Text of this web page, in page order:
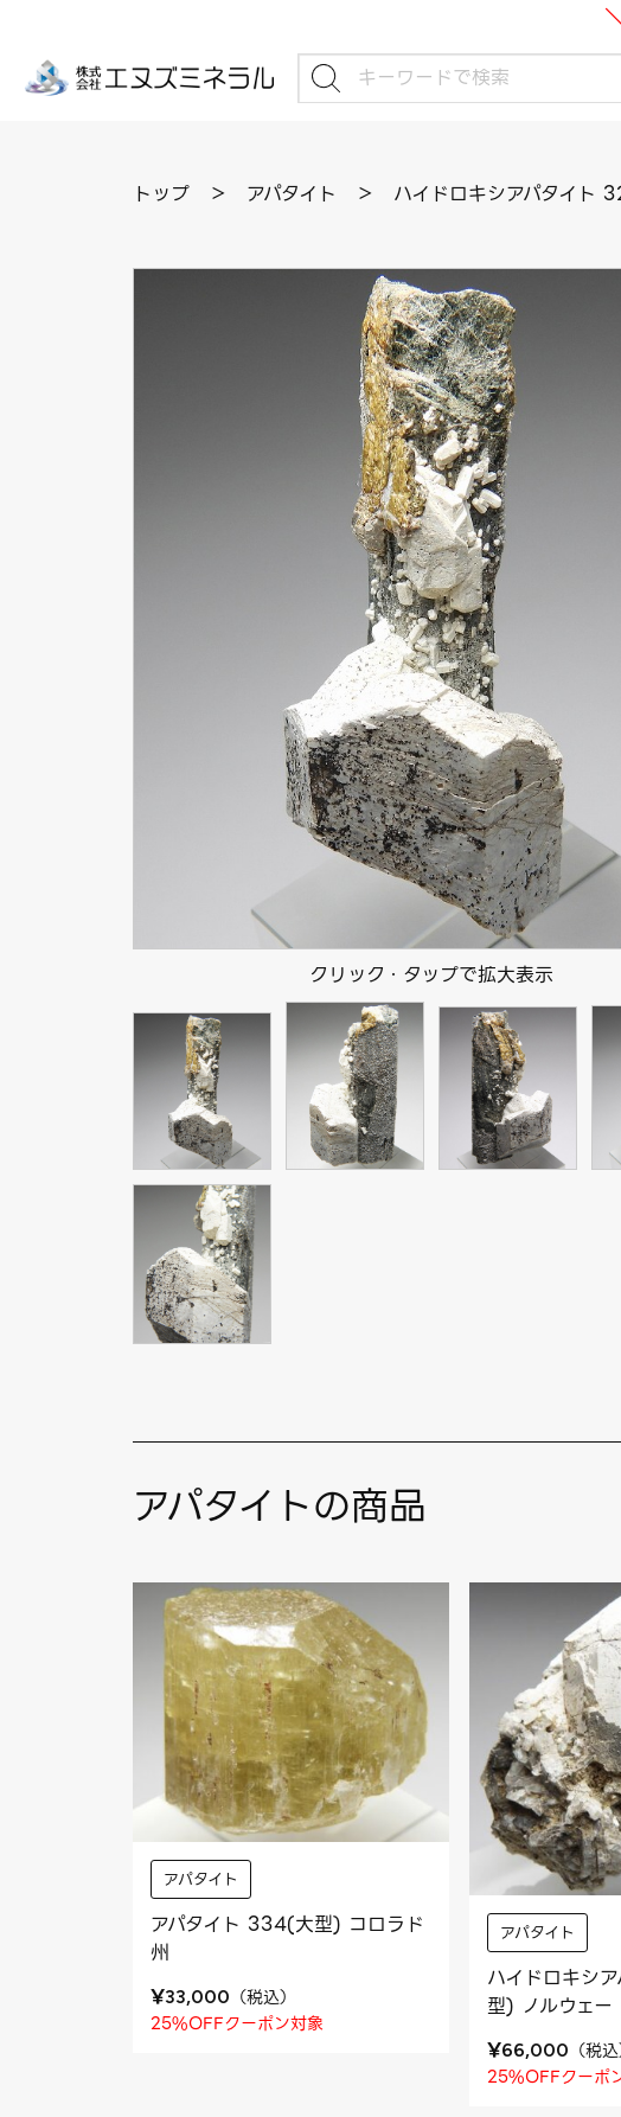
トップ ＞ アパタイト ＞ ハイドロキシアパタイト
クリック・タップで拡大表示
アパタイトの商品
アパタイト
アパタイト 334(大型) コロラド
州
¥33,000 （税込）
25%OFFクーポン対象
アパタイト
ハイドロキシ
型) ノルウェー
¥66,000 （税込
25%OFFクーポ